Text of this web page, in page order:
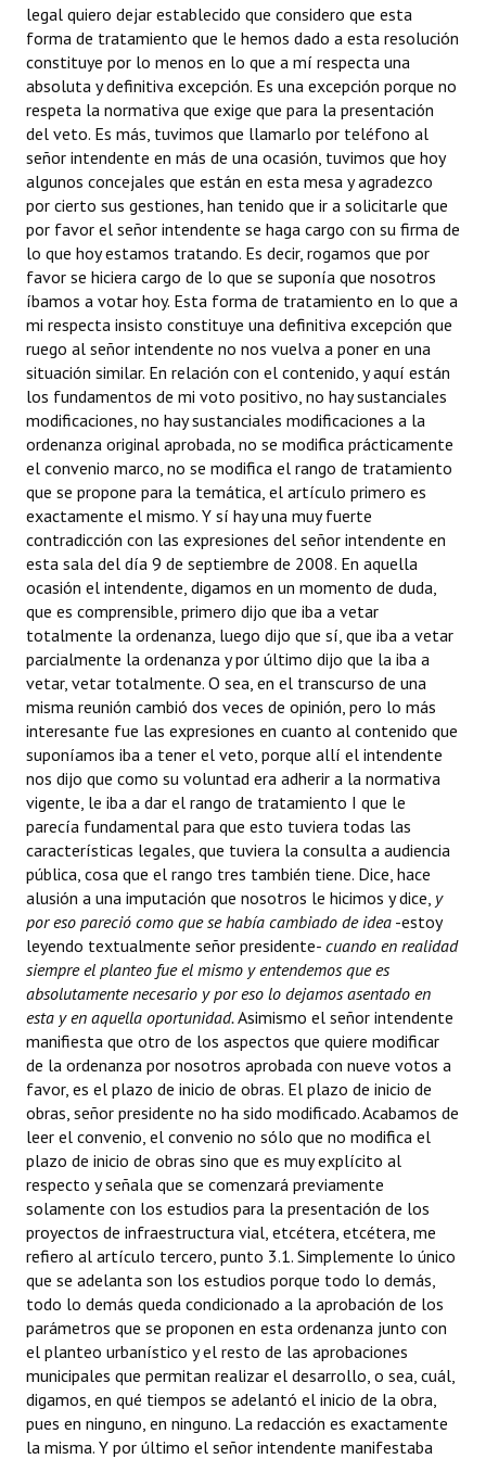
legal quiero dejar establecido que considero que esta
forma de tratamiento que le hemos dado a esta resolución
constituye por lo menos en lo que a mí respecta una
absoluta y definitiva excepción. Es una excepción porque no
respeta la normativa que exige que para la presentación
del veto. Es más, tuvimos que llamarlo por teléfono al
señor intendente en más de una ocasión, tuvimos que hoy
algunos concejales que están en esta mesa y agradezco
por cierto sus gestiones, han tenido que ir a solicitarle que
por favor el señor intendente se haga cargo con su firma de
lo que hoy estamos tratando. Es decir, rogamos que por
favor se hiciera cargo de lo que se suponía que nosotros
íbamos a votar hoy. Esta forma de tratamiento en lo que a
mi respecta insisto constituye una definitiva excepción que
ruego al señor intendente no nos vuelva a poner en una
situación similar. En relación con el contenido, y aquí están
los fundamentos de mi voto positivo, no hay sustanciales
modificaciones, no hay sustanciales modificaciones a la
ordenanza original aprobada, no se modifica prácticamente
el convenio marco, no se modifica el rango de tratamiento
que se propone para la temática, el artículo primero es
exactamente el mismo. Y sí hay una muy fuerte
contradicción con las expresiones del señor intendente en
esta sala del día 9 de septiembre de 2008. En aquella
ocasión el intendente, digamos en un momento de duda,
que es comprensible, primero dijo que iba a vetar
totalmente la ordenanza, luego dijo que sí, que iba a vetar
parcialmente la ordenanza y por último dijo que la iba a
vetar, vetar totalmente. O sea, en el transcurso de una
misma reunión cambió dos veces de opinión, pero lo más
interesante fue las expresiones en cuanto al contenido que
suponíamos iba a tener el veto, porque allí el intendente
nos dijo que como su voluntad era adherir a la normativa
vigente, le iba a dar el rango de tratamiento I que le
parecía fundamental para que esto tuviera todas las
características legales, que tuviera la consulta a audiencia
pública, cosa que el rango tres también tiene. Dice, hace
alusión a una imputación que nosotros le hicimos y dice,  y
por eso pareció como que se había cambiado de idea -estoy
leyendo textualmente señor presidente- cuando en realidad
siempre el planteo fue el mismo y entendemos que es
absolutamente necesario y por eso lo dejamos asentado en
esta y en aquella oportunidad.Asimismo el señor intendente
manifiesta que otro de los aspectos que quiere modificar
de la ordenanza por nosotros aprobada con nueve votos a
favor, es el plazo de inicio de obras. El plazo de inicio de
obras, señor presidente no ha sido modificado. Acabamos de
leer el convenio, el convenio no sólo que no modifica el
plazo de inicio de obras sino que es muy explícito al
respecto y señala que se comenzará previamente
solamente con los estudios para la presentación de los
proyectos de infraestructura vial, etcétera, etcétera, me
refiero al artículo tercero, punto 3.1. Simplemente lo único
que se adelanta son los estudios porque todo lo demás,
todo lo demás queda condicionado a la aprobación de los
parámetros que se proponen en esta ordenanza junto con
el planteo urbanístico y el resto de las aprobaciones
municipales que permitan realizar el desarrollo, o sea, cuál,
digamos, en qué tiempos se adelantó el inicio de la obra,
pues en ninguno, en ninguno. La redacción es exactamente
la misma. Y por último el señor intendente manifestaba